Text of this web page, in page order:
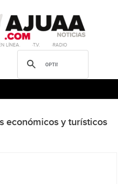
LÍNEA. ·T.V. ·RADIO
económicos y turísticos